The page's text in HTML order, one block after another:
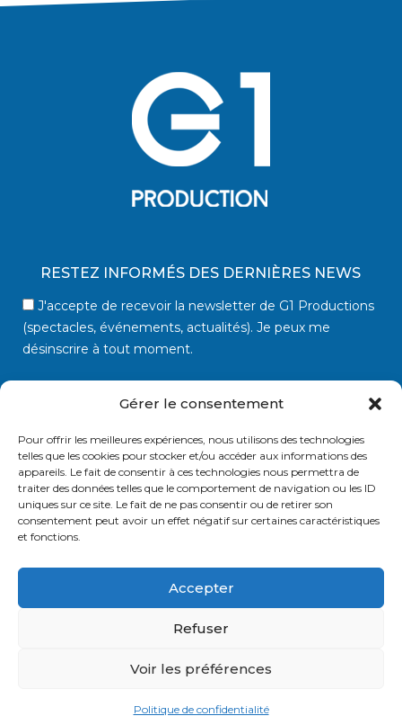
Gérer le consentement
Pour offrir les meilleures expériences, nous utilisons des technologies
telles que les cookies pour stocker et/ou accéder aux informations des
appareils. Le fait de consentir à ces technologies nous permettra de
traiter des données telles que le comportement de navigation ou les ID
uniques sur ce site. Le fait de ne pas consentir ou de retirer son
consentement peut avoir un effet négatif sur certaines caractéristiques
et fonctions.
Accepter
Refuser
Voir les préférences
Politique de confidentialité
RESTEZ INFORMÉS DES DERNIÈRES NEWS
J'accepte de recevoir la newsletter de G1 Productions
(spectacles, événements, actualités). Je peux me
désinscrire à tout moment.
pouvez vous désinscrire à tout moment via le lien présent dans chaque email.
par wik*Factory. Tous droits réservés.Mentions légales